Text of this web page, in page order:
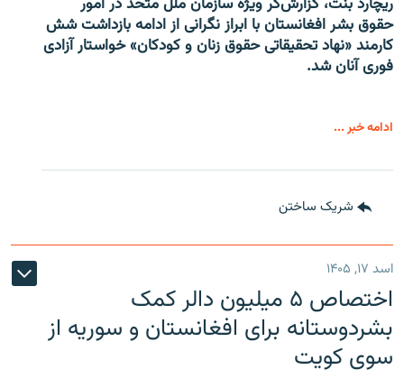
حقوق بشر افغانستان با ابراز نگرانی از ادامه بازداشت شش
کارمند «نهاد تحقیقاتی حقوق زنان و کودکان» خواستار آزادی
فوری آنان شد.
ادامه خبر ...
شریک ساختن
اسد ۱۷, ۱۴۰۵
اختصاص ۵ میلیون دالر کمک
بشردوستانه برای افغانستان و سوریه از
سوی کویت